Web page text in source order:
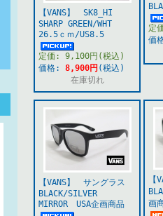
【VANS】 SK8_HI
SHARP GREEN/WHT
26.5ｃｍ/US8.5
定価: 9,100円(税込)
価格: 8,900円 (税込)
在庫切れ
定
価
【VANS】 サングラス
BLACK/SILVER
MIRROR USA企画商品
画